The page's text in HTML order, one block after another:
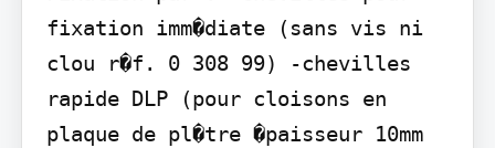
fixation imm�diate (sans vis ni
clou r�f. 0 308 99) -chevilles
rapide DLP (pour cloisons en
plaque de pl�tre �paisseur 10mm